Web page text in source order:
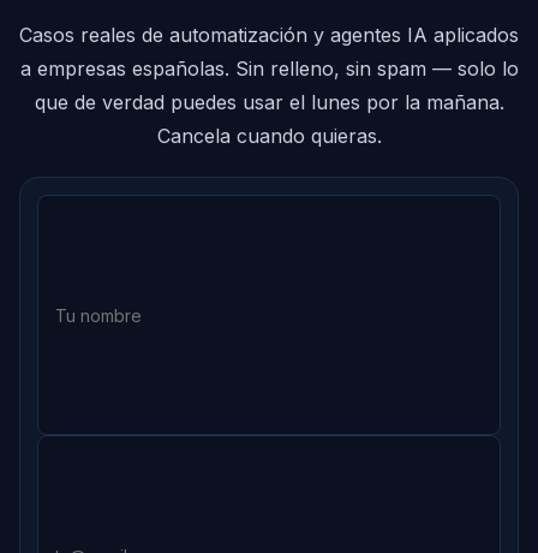
Casos reales de automatización y agentes IA aplicados
a empresas españolas. Sin relleno, sin spam — solo lo
que de verdad puedes usar el lunes por la mañana.
Cancela cuando quieras.